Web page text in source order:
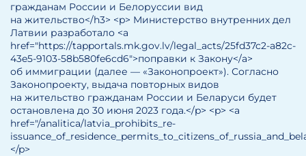
гражданам России и Белоруссии вид
на жительство</h3> <p> Министерство внутренних дел
Латвии разработало <a
href="https://tapportals.mk.gov.lv/legal_acts/25fd37c2-a82c-
43e5-9103-58b580fe6cd6">поправки к Закону</a>
об иммиграции (далее — «Законопроект»). Согласно
Законопроекту, выдача повторных видов
на жительство гражданам России и Беларуси будет
остановлена до 30 июня 2023 года.</p> <p> <a
href="/analitica/latvia_prohibits_re-
</p>